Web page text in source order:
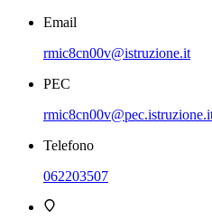
Email
rmic8cn00v@istruzione.it
PEC
Telefono
062203507